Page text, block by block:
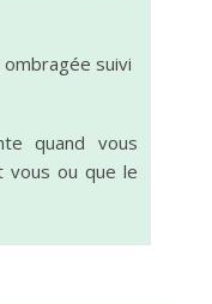
suivi
quand vous
vous ou que le